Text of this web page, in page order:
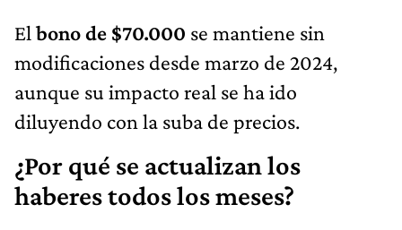
El bono de $70.000 se mantiene sin
modificaciones desde marzo de 2024,
aunque su impacto real se ha ido
diluyendo con la suba de precios.
¿Por qué se actualizan los
haberes todos los meses?